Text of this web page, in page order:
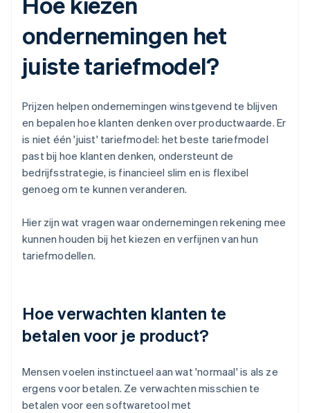
ondernemingen het
juiste tariefmodel?
Prijzen helpen ondernemingen winstgevend te blijven
en bepalen hoe klanten denken over productwaarde. Er
is niet één 'juist' tariefmodel: het beste tariefmodel
past bij hoe klanten denken, ondersteunt de
bedrijfsstrategie, is financieel slim en is flexibel
genoeg om te kunnen veranderen.
Hier zijn wat vragen waar ondernemingen rekening mee
kunnen houden bij het kiezen en verfijnen van hun
tariefmodellen.
Hoe verwachten klanten te
betalen voor je product?
Mensen voelen instinctueel aan wat 'normaal' is als ze
ergens voor betalen. Ze verwachten misschien te
betalen voor een softwaretool met